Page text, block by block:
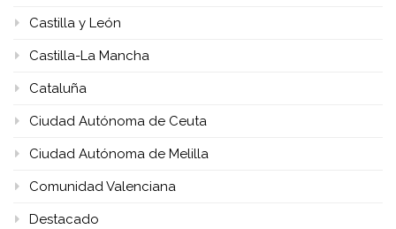
Castilla y León
Castilla-La Mancha
Cataluña
Ciudad Autónoma de Ceuta
Ciudad Autónoma de Melilla
Comunidad Valenciana
Destacado